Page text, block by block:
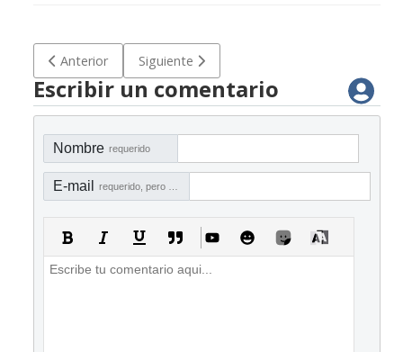
Artículo anterior: Curso Virtual: Ley Sarbanes Oxley (SOX)
Anterior Artículo siguiente: Curso Virtual: Sistema
Siguiente
Escribir un comentario
Nombre requerido
E-mail